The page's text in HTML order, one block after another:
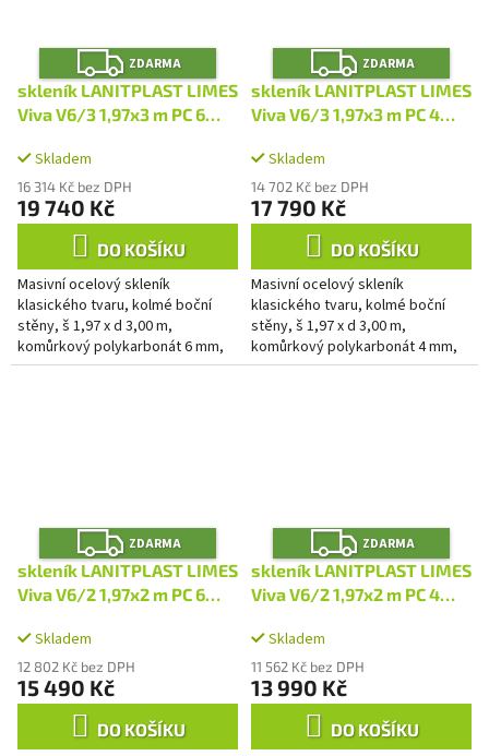
Z
D
A
R
M
ZDARMA
skleník LANITPLAST LIMES
Viva V6/3 1,97x3 m PC 6
Skladem
16 314 Kč bez DPH
19 740 Kč
DO KOŠÍKU
Masivní ocelový skleník
klasického tvaru, kolmé boční
stěny, š 1,97 x d 3,00 m,
komůrkový polykarbonát 6 mm,
2x střešní okno, plocha 5,91 m2.
Z
D
A
R
M
ZDARMA
skleník LANITPLAST LIMES
Viva V6/3 1,97x3 m PC 4
Skladem
14 702 Kč bez DPH
17 790 Kč
DO KOŠÍKU
Masivní ocelový skleník
klasického tvaru, kolmé boční
stěny, š 1,97 x d 3,00 m,
komůrkový polykarbonát 4 mm,
2x střešní okno, plocha 5,91 m2.
Z
D
A
R
M
ZDARMA
skleník LANITPLAST LIMES
Viva V6/2 1,97x2 m PC 6
Skladem
12 802 Kč bez DPH
15 490 Kč
DO KOŠÍKU
Z
D
A
R
M
ZDARMA
skleník LANITPLAST LIMES
Viva V6/2 1,97x2 m PC 4
Skladem
11 562 Kč bez DPH
13 990 Kč
DO KOŠÍKU